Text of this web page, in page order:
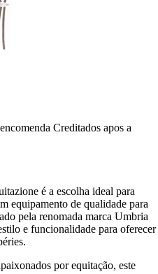
Creditados apos a
é a escolha ideal para
equipamento de qualidade para
pela renomada marca Umbria
e funcionalidade para oferecer
por equitação, este